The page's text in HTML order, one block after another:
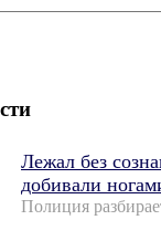
Лежал без
добивали
Полиция